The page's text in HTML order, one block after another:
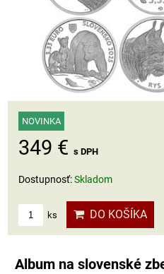
NOVINKA
349 € s DPH
Dostupnosť:Skladom
ks DO KOŠÍKA
Album na slovenské